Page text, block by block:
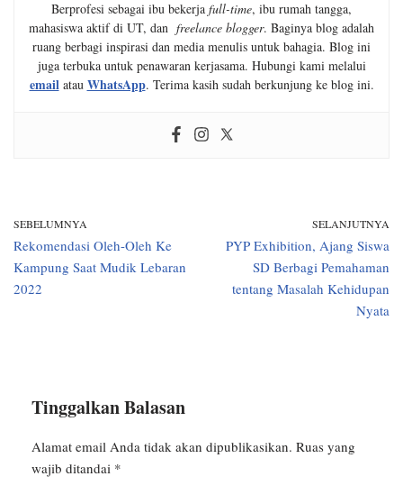
Berprofesi sebagai ibu bekerja full-time, ibu rumah tangga,
mahasiswa aktif di UT, dan freelance blogger. Baginya blog adalah
ruang berbagi inspirasi dan media menulis untuk bahagia. Blog ini
juga terbuka untuk penawaran kerjasama. Hubungi kami melalui
emailatau WhatsApp. Terima kasih sudah berkunjung ke blog ini.
SEBELUMNYA
Rekomendasi Oleh-Oleh Ke
Kampung Saat Mudik Lebaran
2022
SELANJUTNYA
PYP Exhibition, Ajang Siswa
SD Berbagi Pemahaman
tentang Masalah Kehidupan
Nyata
Tinggalkan Balasan
Alamat email Anda tidak akan dipublikasikan. Ruas yang
wajib ditandai *